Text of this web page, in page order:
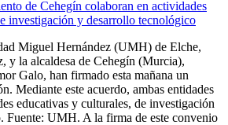
de Cehegín colaboran en actividades
investigación y desarrollo tecnológico
Miguel Hernández (UMH) de Elche,
y la alcaldesa de Cehegín (Murcia),
Galo, han firmado esta mañana un
Mediante este acuerdo, ambas entidades
educativas y culturales, de investigación
Fuente: UMH. A la firma de este convenio